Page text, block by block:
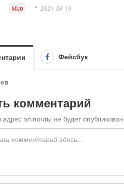
Мир 2021-08-19
Фейсбук
комментарий
эл.почты не будет опубликован